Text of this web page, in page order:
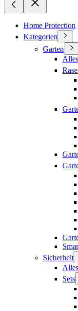
Home Protection
Kategorien
Garten
Sicherheit
Sets